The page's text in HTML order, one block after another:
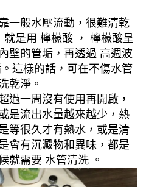
一般水壓流動，很難清乾
是用 檸檬酸 ， 檸檬酸呈
壁的管垢，再透過 高週波
這樣的話，可在不傷水管
乾淨。
過一周沒有使用再開啟，
是流出水量越來越少，熱
等很久才有熱水，或是清
會有沉澱物和異味，都是
就需要 水管清洗 。